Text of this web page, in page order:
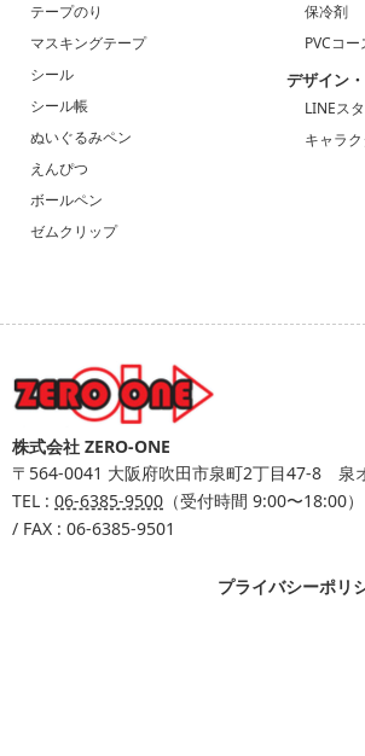
テープのり
マスキングテープ
シール
シール帳
ぬいぐるみペン
えんぴつ
ボールペン
ゼムクリップ
保冷剤
PVCコ
デザイン
LINEス
キャラ
株式会社 ZERO-ONE
〒564-0041 大阪府吹田市泉町2丁目47-8 泉
TEL : 06-6385-9500 （受付時間 9:00〜18:00）
/ FAX : 06-6385-9501
プライバシーポリ